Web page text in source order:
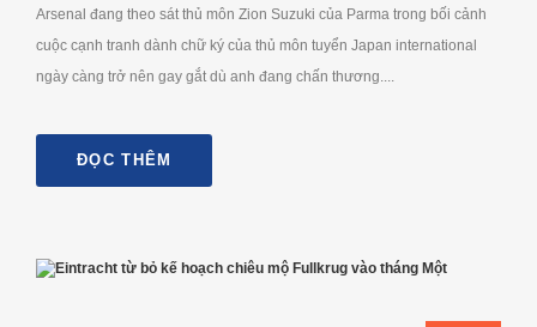
Arsenal đang theo sát thủ môn Zion Suzuki của Parma trong bối cảnh
cuộc cạnh tranh dành chữ ký của thủ môn tuyển Japan international
ngày càng trở nên gay gắt dù anh đang chấn thương....
ĐỌC THÊM